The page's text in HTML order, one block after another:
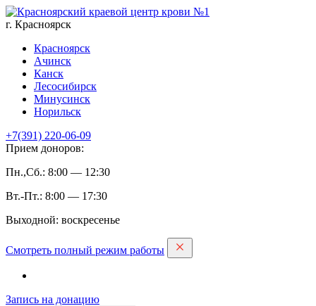
г. Красноярск
Красноярск
Ачинск
Канск
Лесосибирск
Минусинск
Норильск
+7(391) 220-06-09
Прием доноров:
Пн.,Сб.: 8:00 — 12:30
Вт.-Пт.: 8:00 — 17:30
Выходной: воскресенье
Смотреть полный режим работы
Запись на дoнацию